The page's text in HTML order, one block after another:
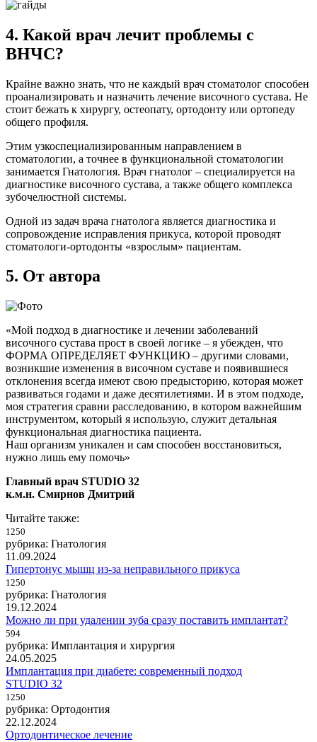
4. Какой врач лечит проблемы с
ВНЧС?
Крайне важно знать, что не каждый врач стоматолог способен
проанализировать и назначить лечение височного сустава. Не
стоит бежать к хирургу, остеопату, ортодонту или ортопеду
общего профиля.
Этим узкоспециализированным направлением в
стоматологии, а точнее в функциональной стоматологии
занимается Гнатология. Врач гнатолог – специалируется на
диагностике височного сустава, а также общего комплекса
зубочелюстной системы.
Одной из задач врача гнатолога является диагностика и
сопровождение исправления прикуса, которой проводят
стоматологи-ортодонты «взрослым» пациентам.
5. От автора
«Мой подход в диагностике и лечении заболеваний
височного сустава прост в своей логике – я убежден, что
ФОРМА ОПРЕДЕЛЯЕТ ФУНКЦИЮ – другими словами,
возникшие изменения в височном суставе и появившиеся
отклонения всегда имеют свою предысторию, которая может
развиваться годами и даже десятилетиями. И в этом подходе,
моя стратегия сравни расследованию, в котором важнейшим
инструментом, который я использую, служит детальная
функциональная диагностика пациента.
Наш организм уникален и сам способен восстановиться,
нужно лишь ему помочь»
Главный врач STUDIO 32
к.м.н. Смирнов Дмитрий
Читайте также:
1250
рубрика: Гнатология
11.09.2024
Гипертонус мышц из-за неправильного прикуса
1250
рубрика: Гнатология
19.12.2024
Можно ли при удалении зуба сразу поставить имплантат?
594
рубрика: Имплантация и хирургия
24.05.2025
Имплантация при диабете: современный подход
STUDIO 32
1250
рубрика: Ортодонтия
22.12.2024
Ортодонтическое лечение